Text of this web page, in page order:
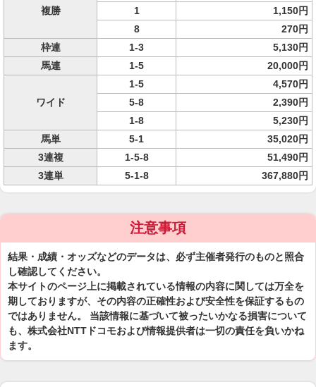
複勝
1
1,150円
8
270円
枠連
1-3
5,130円
馬連
1-5 20,000円
ワイド
1-5
4,570円
5-8
2,390円
1-8
5,230円
馬単
5-1
35,020円
3連複
1-5-8
51,490円
3連単
5-1-8 367,880円
注意事項
結果・成績・オッズなどのデータは、必ず主催者発行のものと照合
し確認してください。
本サイトのページ上に掲載されている情報の内容に関しては万全を
期しておりますが、その内容の正確性および安全性を保証するもの
ではありません。 当該情報に基づいて被ったいかなる損害について
も、株式会社NTTドコモおよび情報提供者は一切の責任を負いかね
ます。